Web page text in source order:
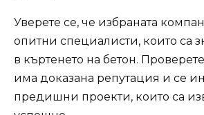
Уверете се, че избраната
опитни специалисти, които са
в къртенето на бетон.
има доказана репутация и се
предишни проекти, които са